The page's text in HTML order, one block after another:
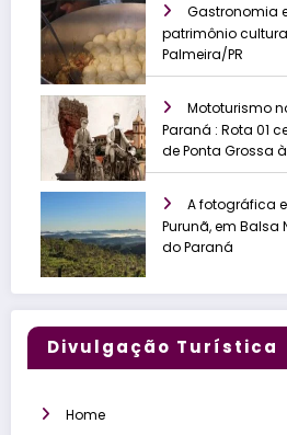
Gastronomia
patrimônio
Palmeira/PR
Mototurismo
Paraná : Rota 01
de Ponta Grossa
A fotográfica
Purunã, em Balsa
do Paraná
Divulgação Turística
Home